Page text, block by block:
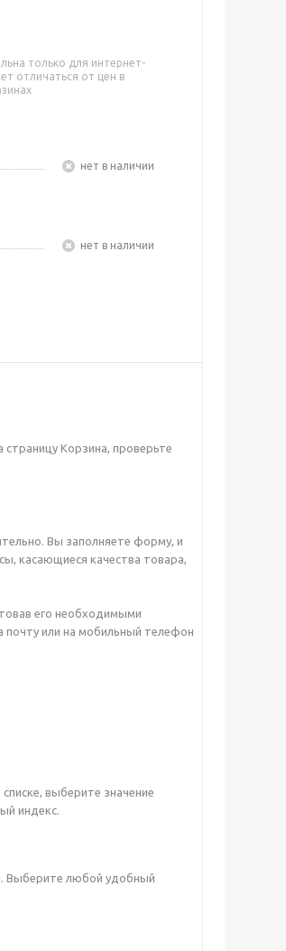
только для интернет-
отличаться от цен в
Нет в наличии
Нет в наличии
Корзина, проверьте
Вы заполняете форму, и
касающиеся качества товара,
его необходимыми
почту или на мобильный телефон
выберите значение
индекс.
Выберите любой удобный